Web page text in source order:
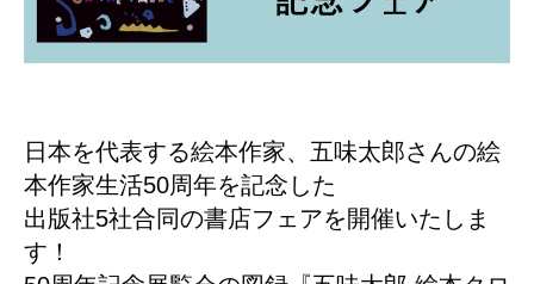
日本を代表する絵本作家、五味太郎さんの絵
本作家生活50周年を記念した
出版社5社合同の書店フェアを開催いたしま
す！